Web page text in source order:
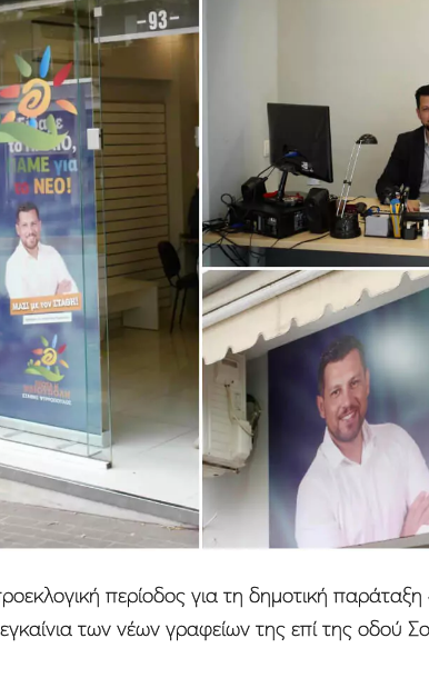
περίοδος για τη δημοτική
των νέων γραφείων της επί της οδού